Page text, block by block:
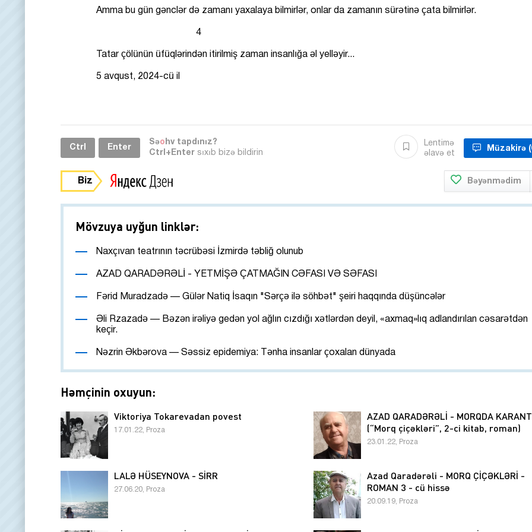
Amma bu gün gənclər də zamanı yaxalaya bilmirlər, onlar da zamanın sürətinə çata bilmirlər.
4
Tatar çölünün üfüqlərindən itirilmiş zaman insanlığa əl yelləyir...
5 avqust, 2024-cü il
Ctrl Enter
Səo hv tapdınız?
Ctrl+Enter sıxıb bizə bildirin
Lentimə
əlavə et
Müzakirə
Biz Bəyənmədim
Mövzuya uyğun linklər:
Naxçıvan teatrının təcrübəsi İzmirdə təbliğ olunub
AZAD QARADƏRƏLİ - YETMİŞƏ ÇATMAĞIN CƏFASI VƏ SƏFASI
Fərid Muradzadə — Gülər Natiq İsaqın "Sərçə ilə söhbət" şeiri haqqında düşüncələr
Əli Rzazadə — Bəzən irəliyə gedən yol ağlın cızdığı xətlərdən deyil, «axmaq»lıq adlandırılan cəsarətdən
keçir.
Nəzrin Əkbərova — Səssiz epidemiya: Tənha insanlar çoxalan dünyada
Həmçinin oxuyun:
Viktoriya Tokarevadan povest
17.01.22, Proza
AZAD QARADƏRƏLİ - MORQDA
(“Morq çiçəkləri”, 2-ci kitab, roman)
23.01.22, Proza
LALƏ HÜSEYNOVA - SİRR
27.06.20, Proza
Azad Qaradərəli - MORQ ÇİÇƏKLƏRİ -
ROMAN 3 - cü hissə
20.09.19, Proza